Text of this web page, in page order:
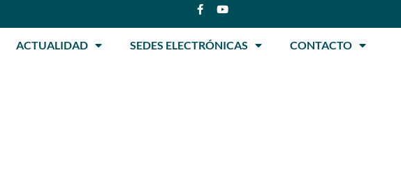
ACTUALIDAD SEDES ELECTRÓNICAS CONTACTO